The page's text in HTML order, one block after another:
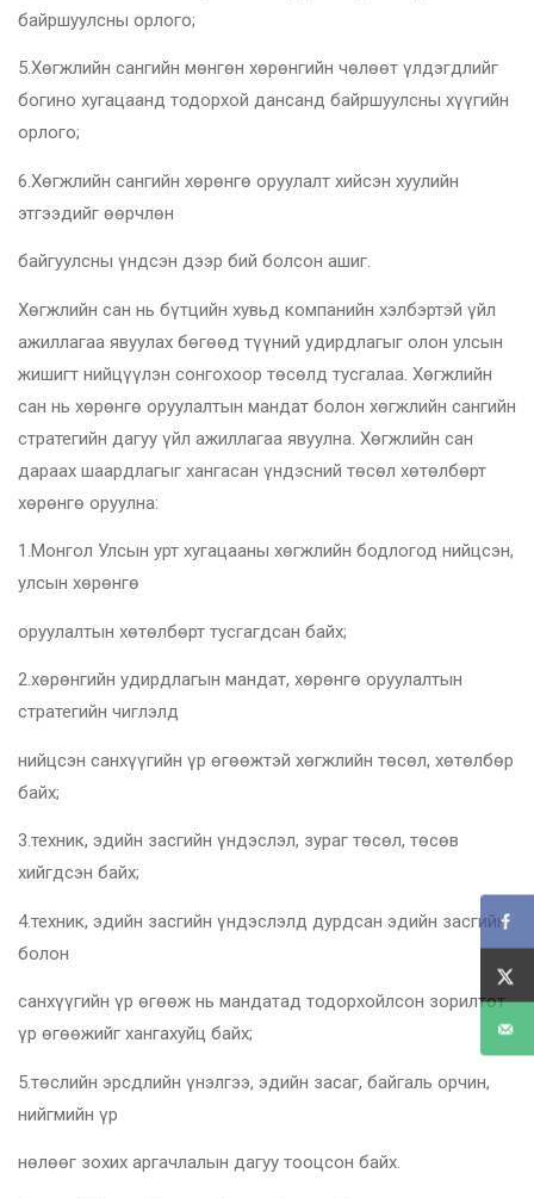
байршуулсны орлого;
5.Хөгжлийн сангийн мөнгөн хөрөнгийн чөлөөт үлдэгдлийг
богино хугацаанд тодорхой дансанд байршуулсны хүүгийн
орлого;
6.Хөгжлийн сангийн хөрөнгө оруулалт хийсэн хуулийн
этгээдийг өөрчлөн
байгуулсны үндсэн дээр бий болсон ашиг.
Хөгжлийн сан нь бүтцийн хувьд компанийн хэлбэртэй үйл
ажиллагаа явуулах бөгөөд түүний удирдлагыг олон улсын
жишигт нийцүүлэн сонгохоор төсөлд тусгалаа. Хөгжлийн
сан нь хөрөнгө оруулалтын мандат болон хөгжлийн сангийн
стратегийн дагуу үйл ажиллагаа явуулна. Хөгжлийн сан
дараах шаардлагыг хангасан үндэсний төсөл хөтөлбөрт
хөрөнгө оруулна:
1.Монгол Улсын урт хугацааны хөгжлийн бодлогод нийцсэн,
улсын хөрөнгө
оруулалтын хөтөлбөрт тусгагдсан байх;
2.хөрөнгийн удирдлагын мандат, хөрөнгө оруулалтын
стратегийн чиглэлд
нийцсэн санхүүгийн үр өгөөжтэй хөгжлийн төсөл, хөтөлбөр
байх;
3.техник, эдийн засгийн үндэслэл, зураг төсөл, төсөв
хийгдсэн байх;
4.техник, эдийн засгийн үндэслэлд дурдсан эдийн засгийн
болон
санхүүгийн үр өгөөж нь мандатад тодорхойлсон зорилтот
үр өгөөжийг хангахуйц байх;
5.төслийн эрсдлийн үнэлгээ, эдийн засаг, байгаль орчин,
нийгмийн үр
нөлөөг зохих аргачлалын дагуу тооцсон байх.